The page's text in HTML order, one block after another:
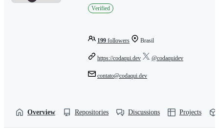
Verified
199 followers Brasil
https://codaqui.dev @codaquidev
contato@codaqui.dev
Overview Repositories Discussions Projects